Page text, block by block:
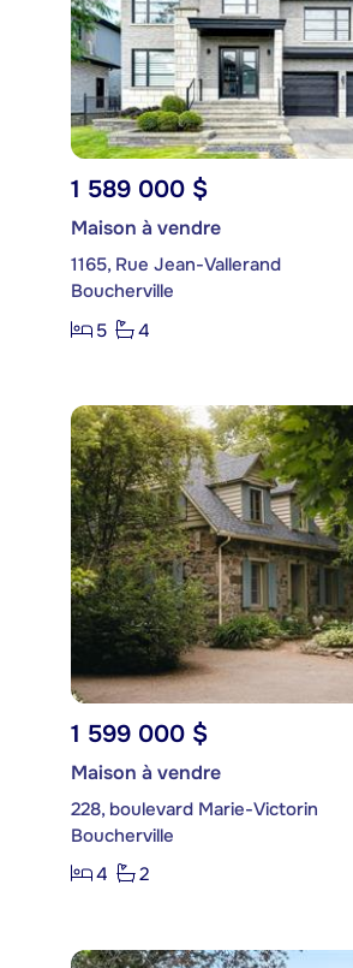
1 589 000 $
Maison à vendre
1165, Rue Jean-Vallerand
Boucherville
5
4
1 599 000 $
Maison à vendre
228, boulevard Marie-Victorin
Boucherville
4
2